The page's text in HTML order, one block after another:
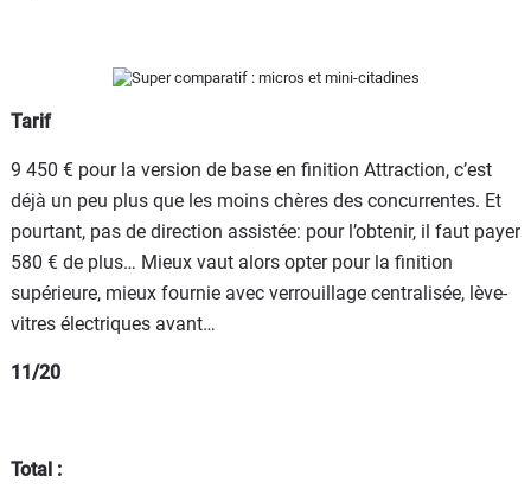
Tarif
9 450 € pour la version de base en finition Attraction, c’est
déjà un peu plus que les moins chères des concurrentes. Et
pourtant, pas de direction assistée: pour l’obtenir, il faut payer
580 € de plus… Mieux vaut alors opter pour la finition
supérieure, mieux fournie avec verrouillage centralisée, lève-
vitres électriques avant…
11/20
Total :